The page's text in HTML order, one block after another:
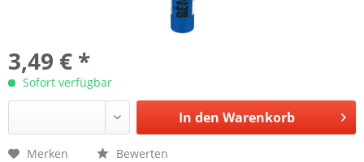
3,49 € *
Sofort verfügbar
In den Warenkorb
Merken Bewerten